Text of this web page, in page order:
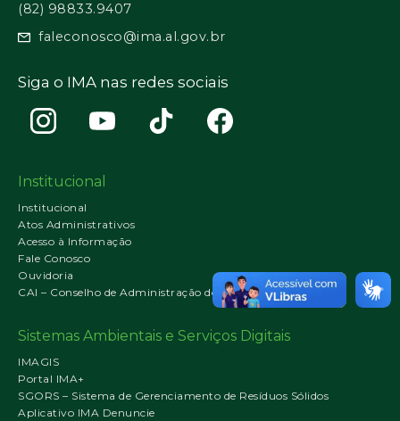
(82) 98833.9407
faleconosco@ima.al.gov.br
Siga o IMA nas redes sociais
Institucional
Institucional
Atos Administrativos
Acesso à Informação
Fale Conosco
Ouvidoria
CAI – Conselho de Administração do IMA
Sistemas Ambientais e Serviços Digitais
IMAGIS
Portal IMA+
SGORS – Sistema de Gerenciamento de Resíduos Sólidos
Aplicativo IMA Denuncie